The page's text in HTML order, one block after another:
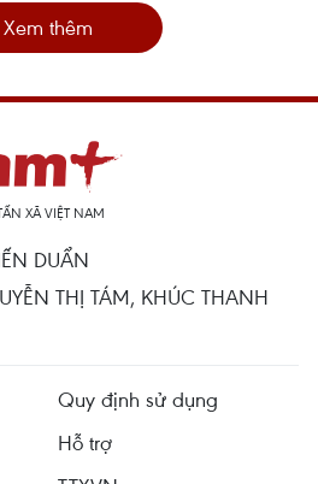
Xem thêm
XÃ VIỆT NAM
DUẨN
THỊ TÁM, KHÚC THANH
Quy định sử dụng
Hỗ trợ